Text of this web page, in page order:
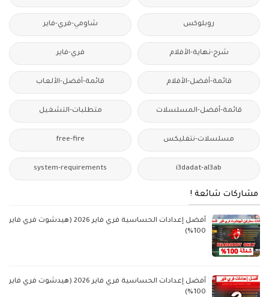
روبلوكس شاومي-فري-فاير
شرح-نهاية-الأفلام فري-فاير
قائمة-أفضل-الأفلام قائمة-أفضل-الألعاب
قائمة-أفضل-المسلسلات متطلبات-التشغيل
مسلسلات-نتفليكس free-fire
i3dadat-al3ab
system-requirements
مشاركات شائعة !
أفضل إعدادات الحساسية فري فاير 2026 (هيدشوت فري فاير
100%)
أفضل إعدادات الحساسية فري فاير 2026 (هيدشوت فري فاير
100%)